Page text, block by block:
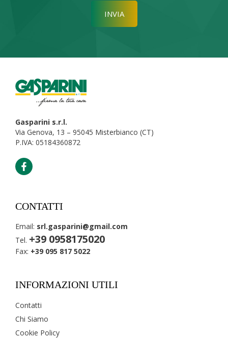
Si prega di lasciare vuoto
Gasparini s.r.l.
Via Genova, 13 – 95045 Misterbianco (CT)
P.IVA: 05184360872
CONTATTI
Email: srl.gasparini@gmail.com
Tel. +39 0958175020
Fax: +39 095 817 5022
INFORMAZIONI UTILI
Contatti
Chi Siamo
Cookie Policy